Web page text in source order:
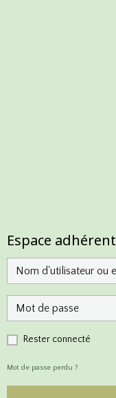
Espace adhérent
Rester connecté
Mot de passe perdu ?